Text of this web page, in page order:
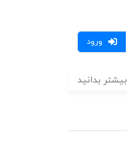
ورود
بیشتر بدانید